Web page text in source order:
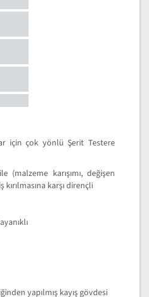
için çok yönlü Şerit Testere
(malzeme karışımı, değişen
karşı dirençli
yapılmış kayış gövdesi